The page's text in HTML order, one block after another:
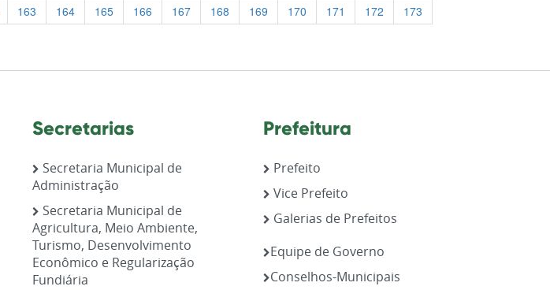
163 164 165 166 167 168 169 170 171 172
173
Secretarias
Secretaria Municipal de
Administração
Secretaria Municipal de
Agricultura, Meio Ambiente,
Turismo, Desenvolvimento
Econômico e Regularização
Fundiária
Prefeitura
Prefeito
Vice Prefeito
Galerias de Prefeitos
Equipe de Governo
Conselhos-Municipais